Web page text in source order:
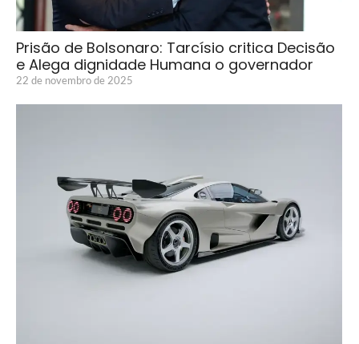
Prisão de Bolsonaro: Tarcísio critica Decisão
e Alega dignidade Humana o governador
22 de novembro de 2025